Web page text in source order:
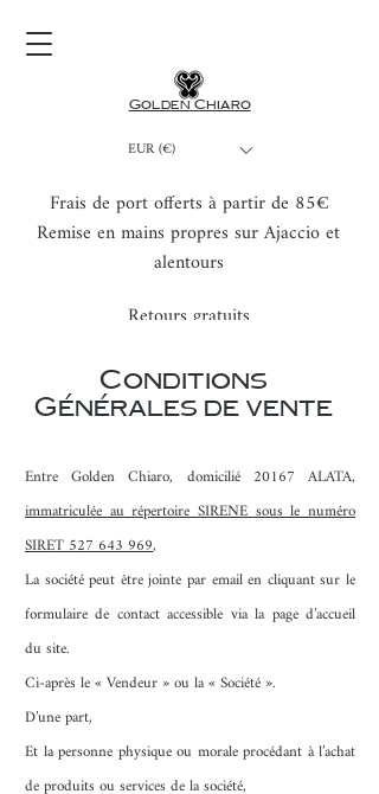
Golden Chiaro
EUR (€)
Frais de port offerts à partir de 85€
Remise en mains propres sur Ajaccio et
alentours
Retours gratuits
Conditions
Générales de vente
Entre Golden Chiaro, domicilié 20167 ALATA,
immatriculée au répertoire SIRENE sous le numéro
SIRET527 643 969,
La société peut être jointe par email en cliquant sur le
formulaire de contact accessible via la page d’accueil
du site.
Ci-après le « Vendeur » ou la « Société ».
D’une part,
Et la personne physique ou morale procédant à l’achat
de produits ou services de la société,